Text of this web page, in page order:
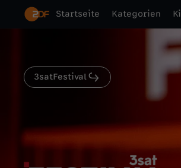
Startseite Kategorien
3satFestival